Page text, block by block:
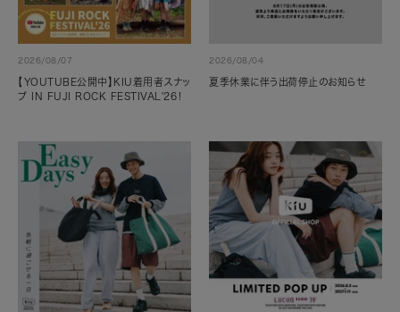
2026/08/07
【YOUTUBE公開中】KIU着用者スナッ
プ IN FUJI ROCK FESTIVAL'26！
2026/08/04
夏季休業に伴う出荷停止のお知らせ